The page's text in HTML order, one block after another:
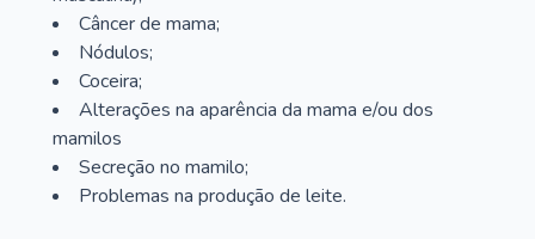
Câncer de mama;
Nódulos;
Coceira;
Alterações na aparência da mama e/ou dos
mamilos
Secreção no mamilo;
Problemas na produção de leite.